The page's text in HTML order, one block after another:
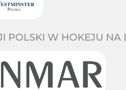
POLSKI W HOKEJU NA